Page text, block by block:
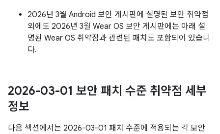
2026년 3월 Android 보안 게시판에 설명된 보안 취약점
외에도 2026년 3월 Wear OS 보안 게시판에는 아래 설
명된 Wear OS 취약점과 관련된 패치도 포함되어 있습니
다.
2026-03-01 보안 패치 수준 취약점 세부
정보
다음 섹션에서는 2026-03-01 패치 수준에 적용되는 각 보안